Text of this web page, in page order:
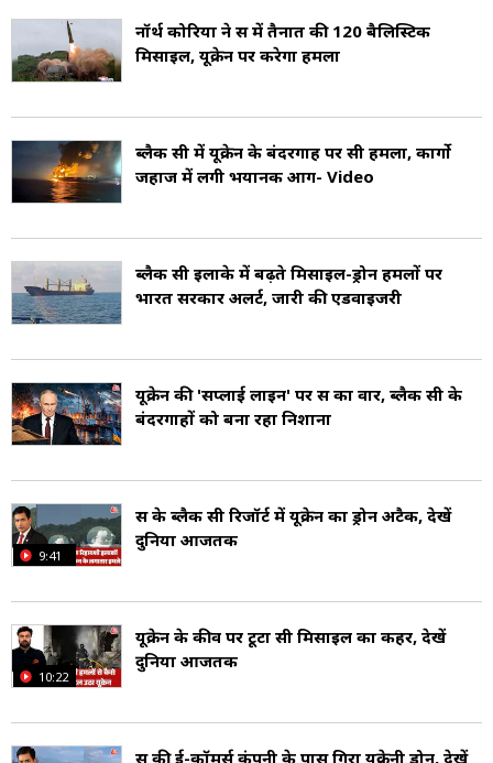
द्वारा अपने नागरिकों की और ज्यादा भर्ती रोकने की भी
मांग की थी.
रूस ने यूक्रेन के क्रीमिया पर कब्जा कर लिया और उसे अपने
में मिला लिया. डोनबास युद्ध में यूक्रेनी सेना से लड़ने वाले
रूस-यूक्रेन संघर्ष लंबे समय तक खिंचे जाने की वजह से पूरी
दुनिया प्रभावित हुई है.
नॉर्थ कोरिया ने रूस में तैनात की 120 बैलिस्टिक
मिसाइल, यूक्रेन पर करेगा हमला
ब्लैक सी में यूक्रेन के बंदरगाह पर रूसी हमला, कार्गो
जहाज में लगी भयानक आग- Video
ब्लैक सी इलाके में बढ़ते मिसाइल-ड्रोन हमलों पर
भारत सरकार अलर्ट, जारी की एडवाइजरी
यूक्रेन की 'सप्लाई लाइन' पर रूस का वार, ब्लैक सी के
बंदरगाहों को बना रहा निशाना
9:41
रूस के ब्लैक सी रिजॉर्ट में यूक्रेन का ड्रोन अटैक, देखें
दुनिया आजतक
10:22
यूक्रेन के कीव पर टूटा रूसी मिसाइल का कहर, देखें
दुनिया आजतक
रूस की ई-कॉमर्स कंपनी के पास गिरा यूक्रेनी ड्रोन, देखें